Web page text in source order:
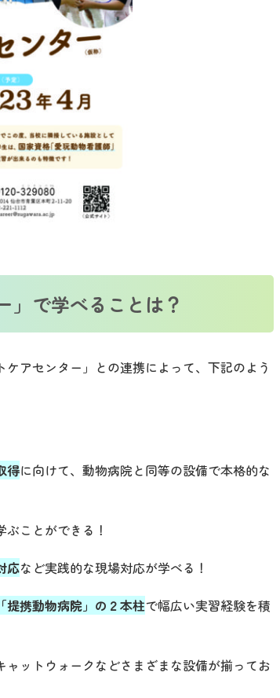
」で学べることは？
ケアセンター」との連携によって、下記のよう
得に向けて、動物病院と同等の設備で本格的な
ことができる！
応など実践的な現場対応が学べる！
提携動物病院」の２本柱で幅広い実習経験を積
ットウォークなどさまざまな設備が揃ってお